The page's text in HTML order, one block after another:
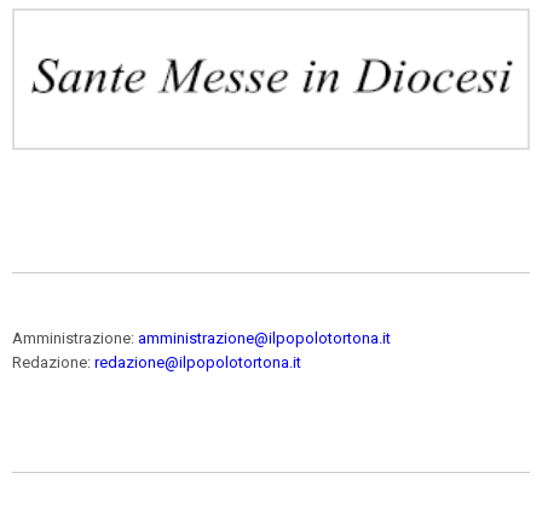
Amministrazione: amministrazione@ilpopolotortona.it
Redazione: redazione@ilpopolotortona.it